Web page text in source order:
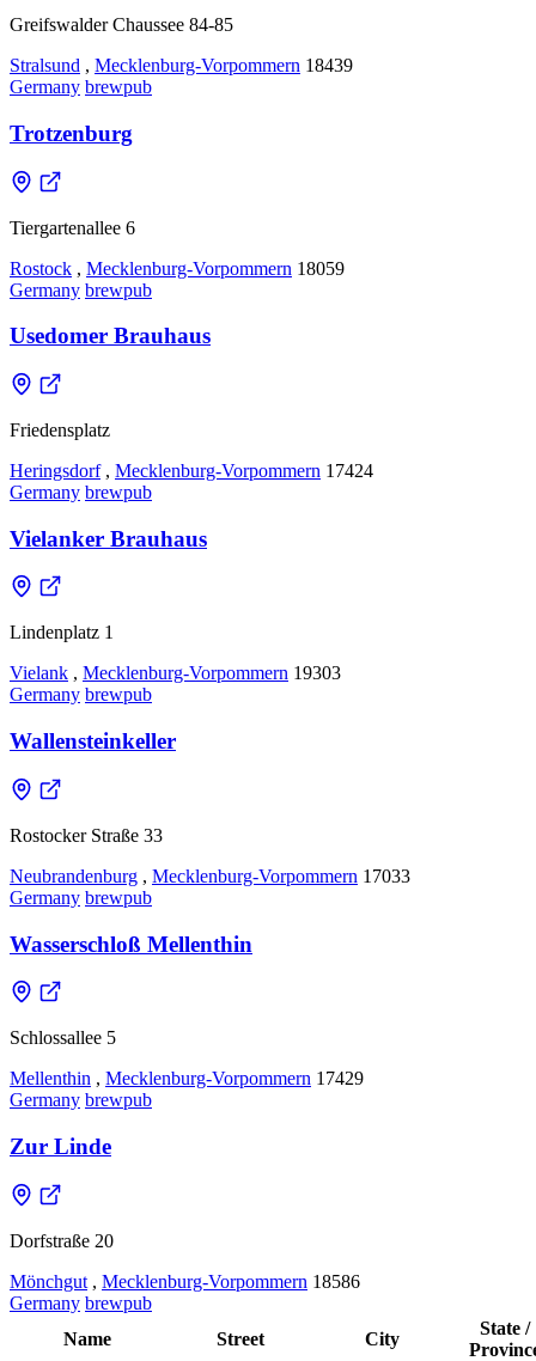
Greifswalder Chaussee 84-85
Stralsund , Mecklenburg-Vorpommern 18439
Germany brewpub
Trotzenburg
Tiergartenallee 6
Rostock , Mecklenburg-Vorpommern 18059
Germany brewpub
Usedomer Brauhaus
Friedensplatz
Heringsdorf , Mecklenburg-Vorpommern 17424
Germany brewpub
Vielanker Brauhaus
Lindenplatz 1
Vielank , Mecklenburg-Vorpommern 19303
Germany brewpub
Wallensteinkeller
Rostocker Straße 33
Neubrandenburg , Mecklenburg-Vorpommern 17033
Germany brewpub
Wasserschloß Mellenthin
Schlossallee 5
Mellenthin , Mecklenburg-Vorpommern 17429
Germany brewpub
Zur Linde
Dorfstraße 20
Mönchgut , Mecklenburg-Vorpommern 18586
Germany brewpub
Name
Street City
State /